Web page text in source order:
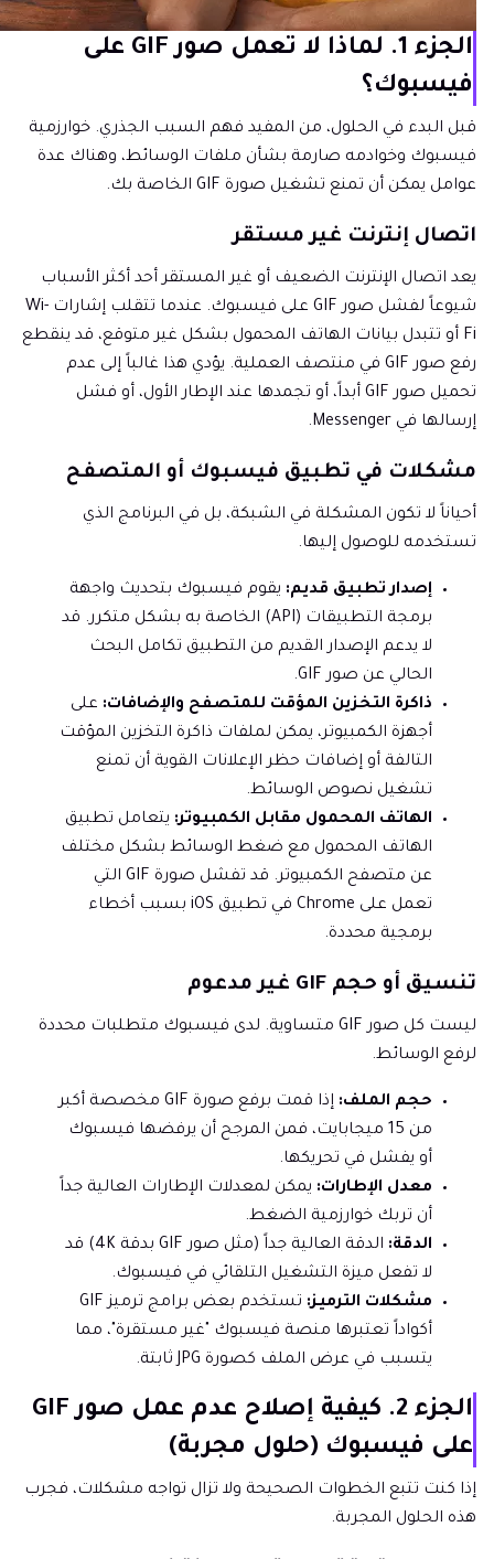
الجزء 1. لماذا لا تعمل صور GIF على
فيسبوك؟
قبل البدء في الحلول، من المفيد فهم السبب الجذري. خوارزمية
فيسبوك وخوادمه صارمة بشأن ملفات الوسائط، وهناك عدة
عوامل يمكن أن تمنع تشغيل صورة GIF الخاصة بك.
اتصال إنترنت غير مستقر
يعد اتصال الإنترنت الضعيف أو غير المستقر أحد أكثر الأسباب
شيوعاً لفشل صور GIF على فيسبوك. عندما تتقلب إشارات Wi-
Fi أو تتبدل بيانات الهاتف المحمول بشكل غير متوقع، قد ينقطع
رفع صور GIF في منتصف العملية. يؤدي هذا غالباً إلى عدم
تحميل صور GIF أبداً، أو تجمدها عند الإطار الأول، أو فشل
إرسالها في Messenger.
مشكلات في تطبيق فيسبوك أو المتصفح
أحياناً لا تكون المشكلة في الشبكة، بل في البرنامج الذي
تستخدمه للوصول إليها.
إصدار تطبيق قديم: يقوم فيسبوك بتحديث واجهة
برمجة التطبيقات (API) الخاصة به بشكل متكرر. قد
لا يدعم الإصدار القديم من التطبيق تكامل البحث
الحالي عن صور GIF.
ذاكرة التخزين المؤقت للمتصفح والإضافات: على
أجهزة الكمبيوتر، يمكن لملفات ذاكرة التخزين المؤقت
التالفة أو إضافات حظر الإعلانات القوية أن تمنع
تشغيل نصوص الوسائط.
الهاتف المحمول مقابل الكمبيوتر: يتعامل تطبيق
الهاتف المحمول مع ضغط الوسائط بشكل مختلف
عن متصفح الكمبيوتر. قد تفشل صورة GIF التي
تعمل على Chrome في تطبيق iOS بسبب أخطاء
برمجية محددة.
تنسيق أو حجم GIF غير مدعوم
ليست كل صور GIF متساوية. لدى فيسبوك متطلبات محددة
لرفع الوسائط.
حجم الملف:
إذا قمت برفع صورة GIF مخصصة أكبر
من 15 ميجابايت، فمن المرجح أن يرفضها فيسبوك
أو يفشل في تحريكها.
معدل الإطارات: يمكن لمعدلات الإطارات العالية جداً
أن تربك خوارزمية الضغط.
الدقة:
الدقة العالية جداً (مثل صور GIF بدقة 4K) قد
لا تفعل ميزة التشغيل التلقائي في فيسبوك.
مشكلات الترميز:
تستخدم بعض برامج ترميز GIF
أكواداً تعتبرها منصة فيسبوك "غير مستقرة"، مما
يتسبب في عرض الملف كصورة JPG ثابتة.
الجزء 2. كيفية إصلاح عدم عمل صور GIF
على فيسبوك (حلول مجربة)
إذا كنت تتبع الخطوات الصحيحة ولا تزال تواجه مشكلات، فجرب
هذه الحلول المجربة.